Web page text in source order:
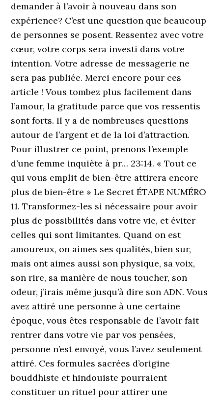
demander à l’avoir à nouveau dans son
expérience? C’est une question que beaucoup
de personnes se posent. Ressentez avec votre
cœur, votre corps sera investi dans votre
intention. Votre adresse de messagerie ne
sera pas publiée. Merci encore pour ces
article ! Vous tombez plus facilement dans
l’amour, la gratitude parce que vos ressentis
sont forts. Il y a de nombreuses questions
autour de l’argent et de la loi d’attraction.
Pour illustrer ce point, prenons l’exemple
d’une femme inquiète à pr… 23:14. « Tout ce
qui vous emplit de bien-être attirera encore
plus de bien-être » Le Secret ÉTAPE NUMÉRO
11. Transformez-les si nécessaire pour avoir
plus de possibilités dans votre vie, et éviter
celles qui sont limitantes. Quand on est
amoureux, on aimes ses qualités, bien sur,
mais ont aimes aussi son physique, sa voix,
son rire, sa manière de nous toucher, son
odeur, j’irais même jusqu’à dire son ADN. Vous
avez attiré une personne à une certaine
époque, vous êtes responsable de l’avoir fait
rentrer dans votre vie par vos pensées,
personne n’est envoyé, vous l’avez seulement
attiré. Ces formules sacrées d’origine
bouddhiste et hindouiste pourraient
constituer un rituel pour attirer une